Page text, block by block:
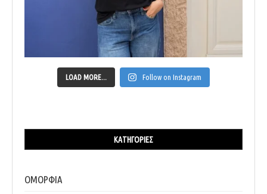
LOAD MORE... Follow on Instagram
ΚΑΤΗΓΟΡΊΕΣ
ΟΜΟΡΦΙΑ